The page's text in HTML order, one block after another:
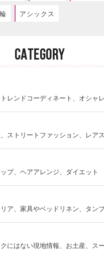
アシックス
CATEGORY
レンドコーディネート、オシャ
ストリートファッション、レア
プ、ヘアアレンジ、ダイエット
ア、家具やベッドリネン、タン
にはない現地情報、お土産、ス